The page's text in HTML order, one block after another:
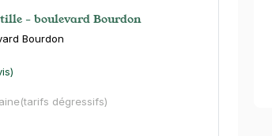
- boulevard Bourdon
Bourdon
(tarifs dégressifs)